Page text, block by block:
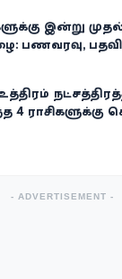
இன்று
பணவரவு, பதவி
4 ராசிகளுக்கு
- ADVERTISEMENT -